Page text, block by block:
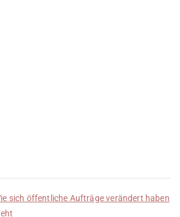
sich öffentliche Aufträge verändert haben